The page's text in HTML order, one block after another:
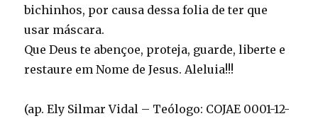
bichinhos, por causa dessa folia de ter que
usar máscara.
Que Deus te abençoe, proteja, guarde, liberte e
restaure em Nome de Jesus. Aleluia!!!
(ap. Ely Silmar Vidal – Teólogo: COJAE 0001-12-